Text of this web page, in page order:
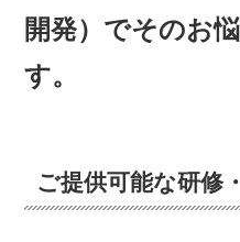
開発）でそのお
す。
ご提供可能な研修